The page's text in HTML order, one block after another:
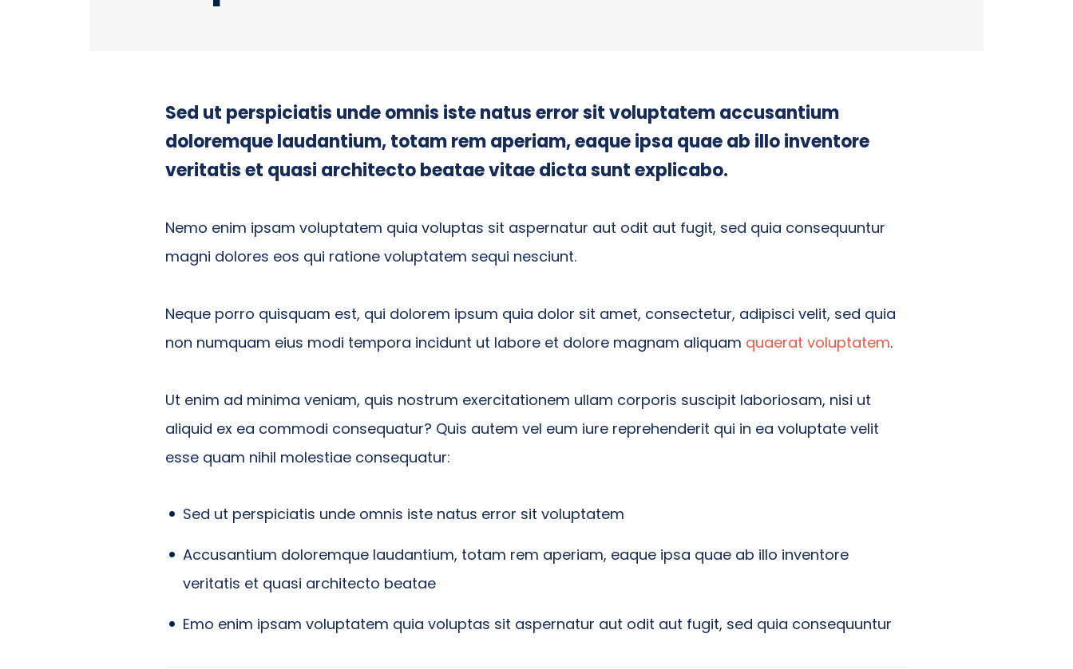
Sed ut perspiciatis unde omnis iste natus error sit voluptatem accusantium
doloremque laudantium, totam rem aperiam, eaque ipsa quae ab illo inventore
veritatis et quasi architecto beatae vitae dicta sunt explicabo.
Nemo enim ipsam voluptatem quia voluptas sit aspernatur aut odit aut fugit, sed quia consequuntur
magni dolores eos qui ratione voluptatem sequi nesciunt.
Neque porro quisquam est, qui dolorem ipsum quia dolor sit amet, consectetur, adipisci velit, sed quia
non numquam eius modi tempora incidunt ut labore et dolore magnam aliquam quaerat voluptatem.
Ut enim ad minima veniam, quis nostrum exercitationem ullam corporis suscipit laboriosam, nisi ut
aliquid ex ea commodi consequatur? Quis autem vel eum iure reprehenderit qui in ea voluptate velit
esse quam nihil molestiae consequatur:
Sed ut perspiciatis unde omnis iste natus error sit voluptatem
Accusantium doloremque laudantium, totam rem aperiam, eaque ipsa quae ab illo inventore
veritatis et quasi architecto beatae
Emo enim ipsam voluptatem quia voluptas sit aspernatur aut odit aut fugit, sed quia consequuntur